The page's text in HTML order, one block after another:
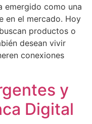
emergido como una
en el mercado. Hoy
productos o
desean vivir
conexiones
y
Digital